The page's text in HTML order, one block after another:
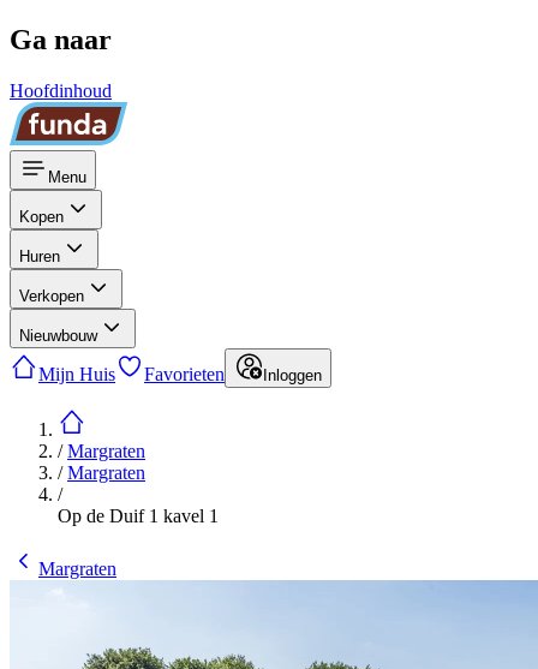
Ga naar
Hoofdinhoud
Menu
Kopen
Huren
Verkopen
Nieuwbouw
Mijn Huis Favorieten Inloggen
/Margraten
/Margraten
/
Op de Duif 1 kavel 1
Margraten